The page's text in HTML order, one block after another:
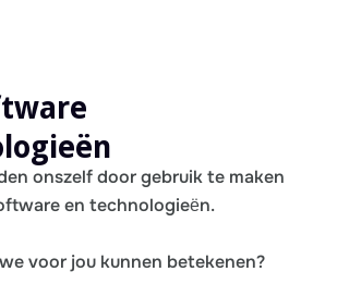
onszelf door gebruik te maken
en technologieën.
voor jou kunnen betekenen?